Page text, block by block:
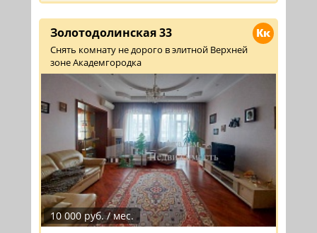
Кк
Золотодолинская 33
Снять комнату не дорого в элитной Верхней
зоне Академгородка
10 000 руб. / мес.